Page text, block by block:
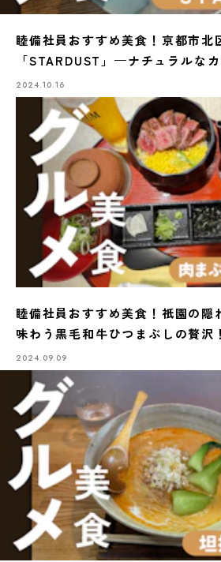
睦備社員おすすめ美食！京都市北
「STARDUST」—ナチュラルな
ースとランチを満喫
2024.10.16
睦備社員おすすめ美食！祇園の隠
味わう黒毛和牛ひつまぶしの贅沢！
2024.09.09